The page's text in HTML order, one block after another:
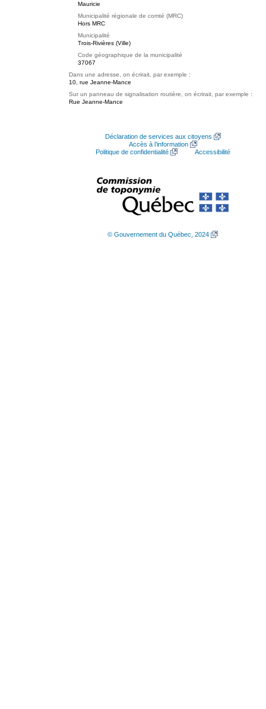
Mauricie
Municipalité régionale de comté (MRC)
Hors MRC
Municipalité
Trois-Rivières (Ville)
Code géographique de la municipalité
37067
Dans une adresse, on écrirait, par exemple :
10, rue Jeanne-Mance
Sur un panneau de signalisation routière, on écrirait, par exemple :
Rue Jeanne-Mance
Déclaration de services aux citoyens
Accès à l’information
Politique de confidentialité
Accessibilité
© Gouvernement du Québec, 2024